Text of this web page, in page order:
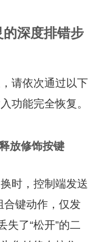
深度排错步
请依次通过以下
功能完全恢复。
放修饰按键
时，控制端发送
合键动作，仅发
失了“松开”的二